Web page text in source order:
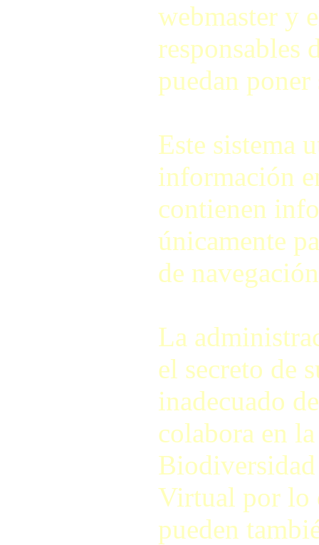
webmaster y
responsables
puedan
Este sistema
información
contienen
únicamente
de
La
el secreto de
inadecuado
colabora en
Virtual por lo
pueden